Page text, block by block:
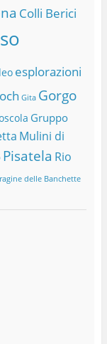
Colli Berici
esplorazioni
Gita Gorgo
Gruppo
Mulini di
Pisatela Rio
delle Banchette